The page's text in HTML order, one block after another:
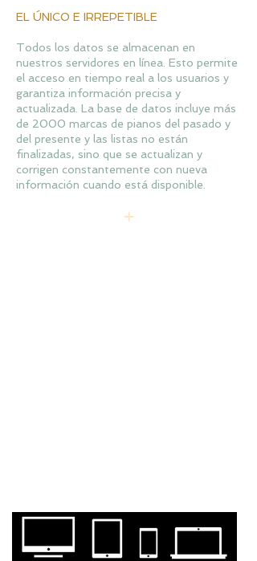
EL ÚNICO E IRREPETIBLE
Todos los datos se almacenan en
nuestros servidores en línea. Esto permite
el acceso en tiempo real a los usuarios y
garantiza información precisa y
actualizada. La base de datos incluye más
de 2000 marcas de pianos del pasado y
del presente y las listas no están
finalizadas, sino que se actualizan y
corrigen constantemente con nueva
información cuando está disponible.
+
DISPOSITIVO.